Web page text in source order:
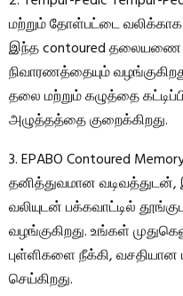
மற்றும் தோள்பட்டை
இந்த contoured தலையணை
நிவாரணத்தையும்
தலை மற்றும் கழுத்தை
அழுத்தத்தை குறைக்கிறது.
3. EPABO Contoured
தனித்துவமான
வலியுடன் பக்கவாட்டில்
வழங்குகிறது. உங்கள்
புள்ளிகளை நீக்கி, வசதியான
செய்கிறது.